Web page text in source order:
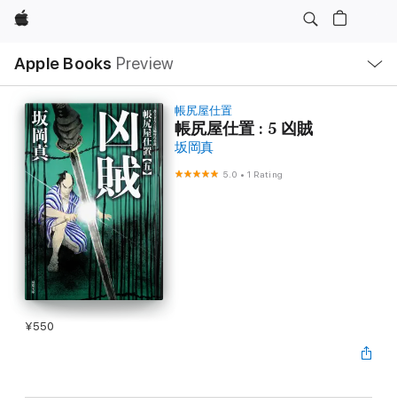
Apple
Apple Books Preview
Nav
Open
Menu
帳尻屋仕置
帳尻屋仕置 : 5 凶賊
坂岡真
5.0 •1 Rating
¥550